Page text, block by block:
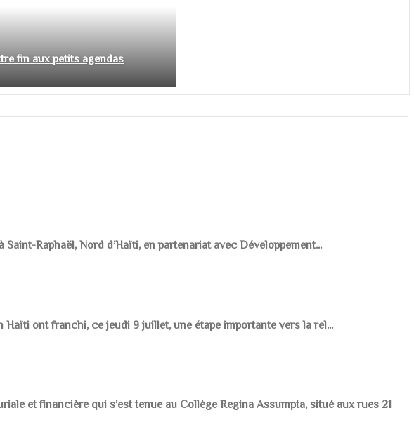
fin aux petits agendas
Raphaël, Nord d’Haïti, en partenariat avec Développement...
Haïti ont franchi, ce jeudi 9 juillet, une étape importante vers la rel...
et financière qui s’est tenue au Collège Regina Assumpta, situé aux rues 21